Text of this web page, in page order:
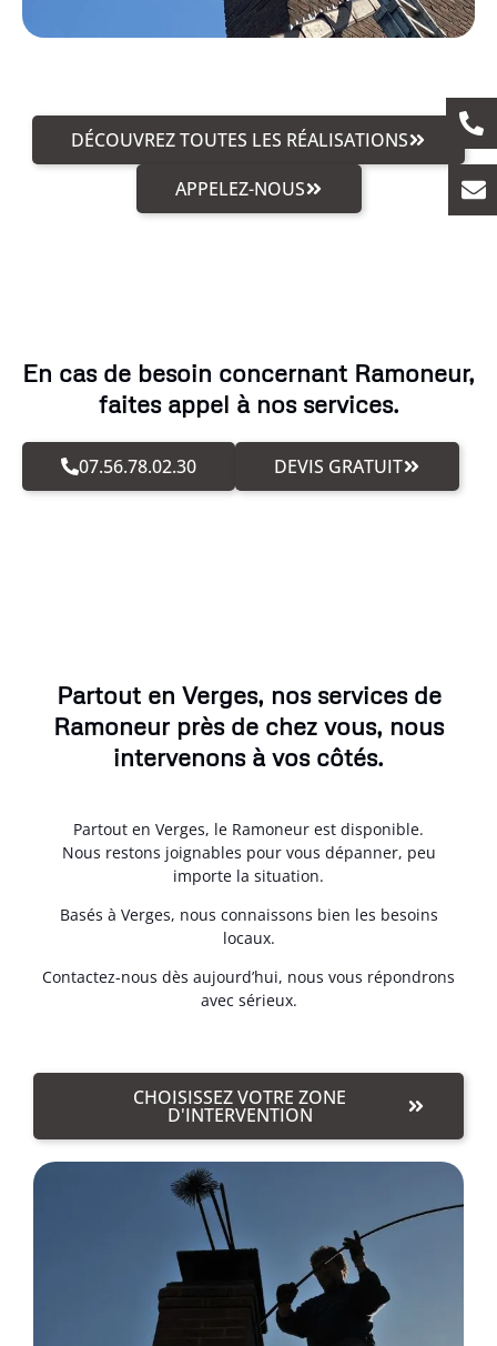
DÉCOUVREZ TOUTES LES RÉALISATIONS
APPELEZ-NOUS
En cas de besoin concernant Ramoneur,
faites appel à nos services.
07.56.78.02.30 DEVIS GRATUIT
Partout en Verges, nos services de
Ramoneur près de chez vous, nous
intervenons à vos côtés.
Partout en Verges, le Ramoneur est disponible.
Nous restons joignables pour vous dépanner, peu
importe la situation.
Basés à Verges, nous connaissons bien les besoins
locaux.
Contactez-nous dès aujourd’hui, nous vous répondrons
avec sérieux.
CHOISISSEZ VOTRE ZONE
D'INTERVENTION